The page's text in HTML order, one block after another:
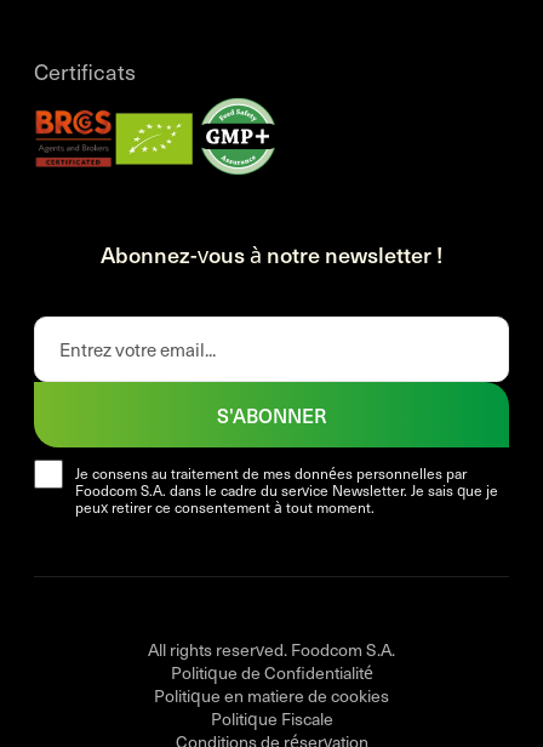
Certificats
Abonnez-vous à notre newsletter !
Je consens au traitement de mes données personnelles par
Foodcom S.A. dans le cadre du service Newsletter. Je sais que je
peux retirer ce consentement à tout moment.
S'ABONNER
All rights reserved. Foodcom S.A.
Politique de Confidentialité
Politique en matiere de cookies
Politique Fiscale
Conditions de réservation